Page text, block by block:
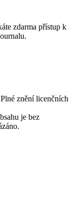
zdarma přístup k
znění licenčních
je bez